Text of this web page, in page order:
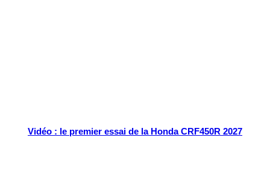
Vidéo : le premier essai de la Honda CRF450R 2027